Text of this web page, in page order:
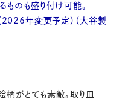
ものも盛り付け可能。
年変更予定）（大谷製
がとても素敵。取り皿